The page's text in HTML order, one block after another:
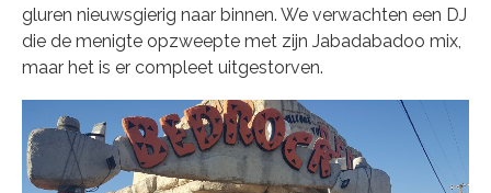
gluren nieuwsgierig naar binnen. We verwachten een DJ
die de menigte opzweepte met zijn Jabadabadoo mix,
maar het is er compleet uitgestorven.